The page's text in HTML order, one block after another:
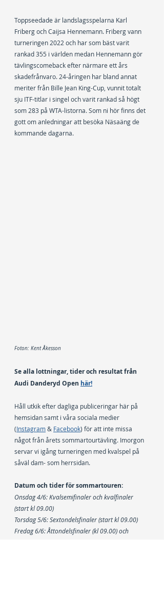
Toppseedade är landslagsspelarna Karl
Friberg och Caijsa Hennemann. Friberg vann
turneringen 2022 och har som bäst varit
rankad 355 i världen medan Hennemann gör
tävlingscomeback efter närmare ett års
skadefrånvaro. 24-åringen har bland annat
meriter från Bille Jean King-Cup, vunnit totalt
sju ITF-titlar i singel och varit rankad så högt
som 283 på WTA-listorna. Som ni hör finns det
gott om anledningar att besöka Näsaäng de
kommande dagarna.
Foton: Kent Åkesson
Se alla lottningar, tider och resultat från
Audi Danderyd Open här!
Håll utkik efter dagliga publiceringar här på
hemsidan samt i våra sociala medier
(Instagram & Facebook) för att inte missa
något från årets sommartourtävling. Imorgon
servar vi igång turneringen med kvalspel på
såväl dam- som herrsidan.
Datum och tider för sommartouren:
Onsdag 4/6: Kvalsemifinaler och kvalfinaler
(start kl 09.00)
Torsdag 5/6: Sextondelsfinaler (start kl 09.00)
Fredag 6/6: Åttondelsfinaler (kl 09.00) och